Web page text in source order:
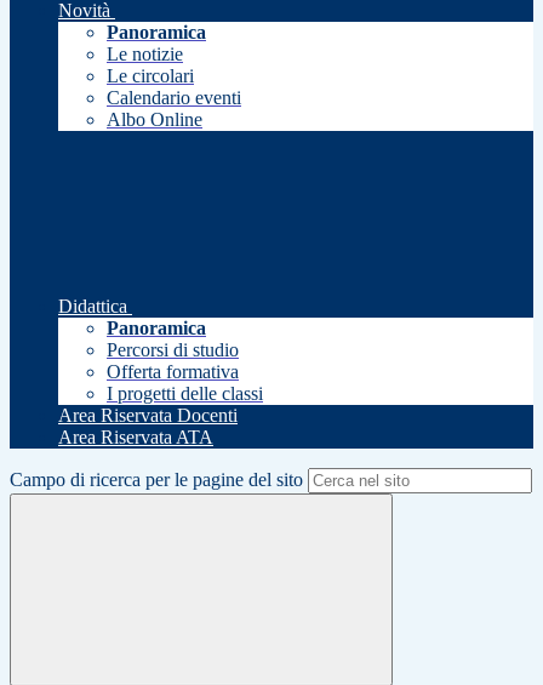
Novità
Panoramica
Le notizie
Le circolari
Calendario eventi
Albo Online
Didattica
Panoramica
Percorsi di studio
Offerta formativa
I progetti delle classi
Area Riservata Docenti
Area Riservata ATA
Campo di ricerca per le pagine del sito